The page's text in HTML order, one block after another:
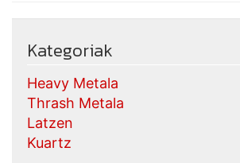
Kategoriak
Heavy Metala
Thrash Metala
Latzen
Kuartz